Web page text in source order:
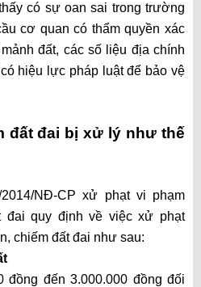
có sự oan sai trong trường
cơ quan có thẩm quyền xác
đất, các số liệu địa chính
hiệu lực pháp luật để bảo vệ
đất đai bị xử lý như thế
NĐ-CP xử phạt vi phạm
đai quy định về việc xử phạt
chiếm đất đai như sau:
đồng đến 3.000.000 đồng đối